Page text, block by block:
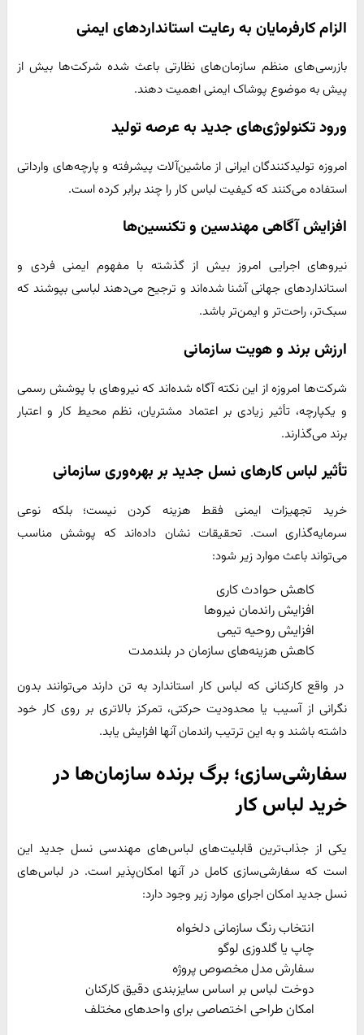
الزام کارفرمایان به رعایت استانداردهای ایمنی
بازرسی‌های منظم سازمان‌های نظارتی باعث شده شرکت‌ها بیش از
پیش به موضوع پوشاک ایمنی اهمیت دهند.
ورود تکنولوژی‌های جدید به عرصه تولید
امروزه تولیدکنندگان ایرانی از ماشین‌آلات پیشرفته و پارچه‌های وارداتی
استفاده می‌کنند که کیفیت لباس کار را چند برابر کرده است.
افزایش آگاهی مهندسین و تکنسین‌ها
نیروهای اجرایی امروز بیش از گذشته با مفهوم ایمنی فردی و
استانداردهای جهانی آشنا شده‌اند و ترجیح می‌دهند لباسی بپوشند که
سبک‌تر، راحت‌تر و ایمن‌تر باشد.
ارزش برند و هویت سازمانی
شرکت‌ها امروزه از این نکته آگاه شده‌اند که نیروهای با پوشش رسمی
و یکپارچه، تأثیر زیادی بر اعتماد مشتریان، نظم محیط کار و اعتبار
برند می‌گذارند.
تأثیر لباس کارهای نسل جدید بر بهره‌وری سازمانی
خرید تجهیزات ایمنی فقط هزینه کردن نیست؛ بلکه نوعی
سرمایه‌گذاری است. تحقیقات نشان داده‌اند که پوشش مناسب
می‌تواند باعث موارد زیر شود:
کاهش حوادث کاری
افزایش راندمان نیروها
افزایش روحیه تیمی
کاهش هزینه‌های سازمان در بلندمدت
در واقع کارکنانی که لباس کار استاندارد به تن دارند می‌توانند بدون
نگرانی از آسیب یا محدودیت حرکتی، تمرکز بالاتری بر روی کار خود
داشته باشند و به این ترتیب راندمان آنها افزایش یابد.
سفارشی‌سازی؛ برگ برنده سازمان‌ها در
خرید لباس کار
یکی از جذاب‌ترین قابلیت‌های لباس‌های مهندسی نسل جدید این
است که سفارشی‌سازی کامل در آنها امکان‌پذیر است. در لباس‌های
نسل جدید امکان اجرای موارد زیر وجود دارد:
انتخاب رنگ سازمانی دلخواه
چاپ یا گلدوزی لوگو
سفارش مدل مخصوص پروژه
دوخت لباس بر اساس سایزبندی دقیق کارکنان
امکان طراحی اختصاصی برای واحدهای مختلف